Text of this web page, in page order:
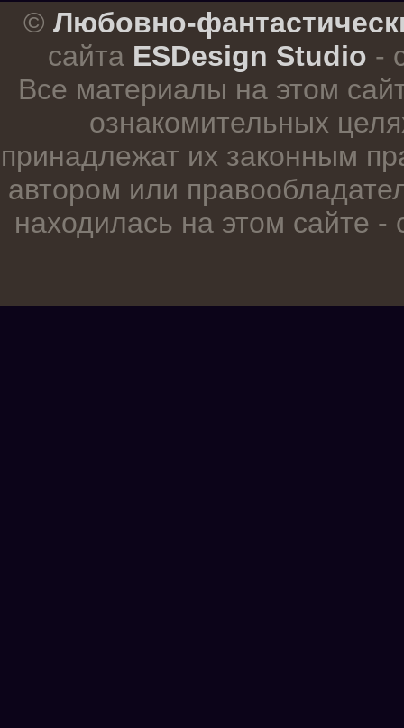
©Любовно-
сайта ESDesign Studio -
Все материалы на этом
ознакомительных
принадлежат их законным
автором или
находилась на этом сайте